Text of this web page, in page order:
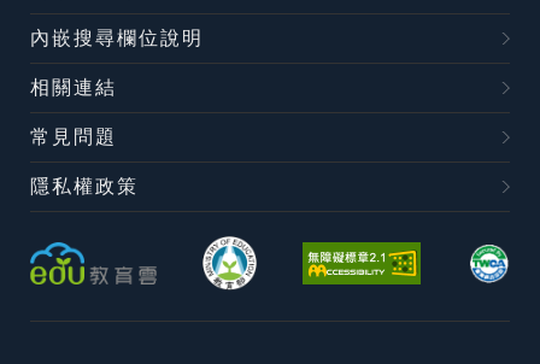
內嵌搜尋欄位說明
相關連結
常見問題
隱私權政策